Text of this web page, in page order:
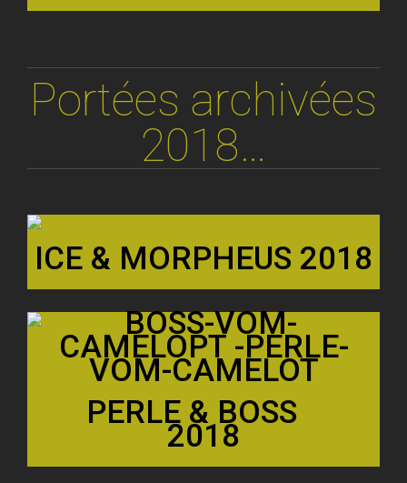
Portées archivées
2018…
ICE & MORPHEUS 2018
PERLE & BOSS
2018